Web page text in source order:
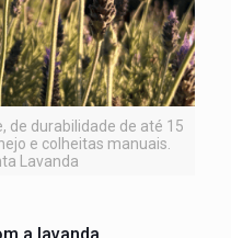
de durabilidade de até 15
e colheitas manuais.
Lavanda
a lavanda